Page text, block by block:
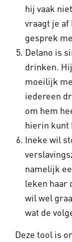
hij vaak
vraagt je
gesprek
Delano is
drinken.
moeilijk
iedereen
om hem
hierin kunt
Ineke wil
namelijk
leken haar
wil wel
wat de
Deze tool is